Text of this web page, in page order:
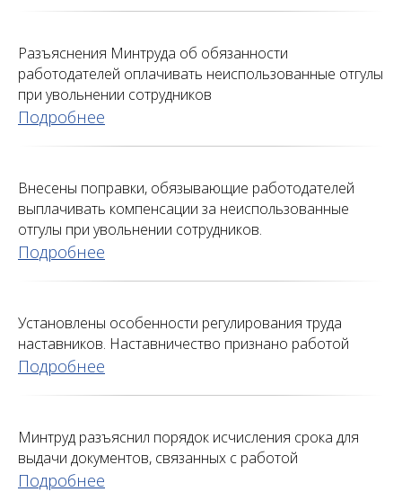
Разъяснения Минтруда об обязанности
работодателей оплачивать неиспользованные отгулы
при увольнении сотрудников
Подробнее
Внесены поправки, обязывающие работодателей
выплачивать компенсации за неиспользованные
отгулы при увольнении сотрудников.
Подробнее
Установлены особенности регулирования труда
наставников. Наставничество признано работой
Подробнее
Минтруд разъяснил порядок исчисления срока для
выдачи документов, связанных с работой
Подробнее